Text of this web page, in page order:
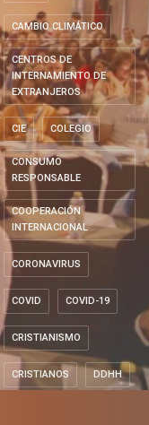
CAMBIO CLIMÁTICO
CENTROS DE
INTERNAMIENTO DE
EXTRANJEROS
CIE COLEGIO
CONSUMO
RESPONSABLE
COOPERACIÓN
INTERNACIONAL
CORONAVIRUS
COVID COVID-19
CRISTIANISMO
CRISTIANOS DDHH